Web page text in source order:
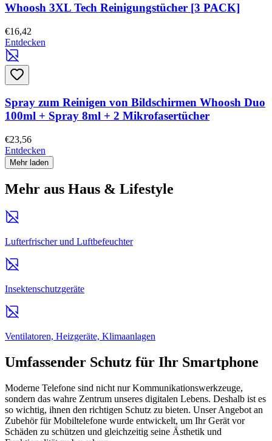
Whoosh 3XL Tech Reinigungstücher [3 PACK]
€16,42
Entdecken
Spray zum Reinigen von Bildschirmen Whoosh Duo
100ml + Spray 8ml + 2 Mikrofasertücher
€23,56
Entdecken
Mehr laden
Mehr aus Haus & Lifestyle
Lufterfrischer und Luftbefeuchter
Insektenschutzgeräte
Ventilatoren, Heizgeräte, Klimaanlagen
Umfassender Schutz für Ihr Smartphone
Moderne Telefone sind nicht nur Kommunikationswerkzeuge,
sondern das wahre Zentrum unseres digitalen Lebens. Deshalb ist es
so wichtig, ihnen den richtigen Schutz zu bieten. Unser Angebot an
Zubehör für Mobiltelefone wurde entwickelt, um Ihr Gerät vor
Schäden zu schützen und gleichzeitig seine Ästhetik und